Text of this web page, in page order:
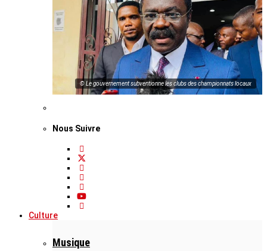
© Le gouvernement subventionne les clubs des championnats locaux
Nous Suivre
Culture
Musique